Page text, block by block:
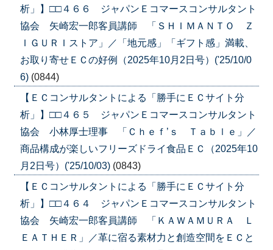
析」】□□４６６ ジャパンＥコマースコンサルタント
協会 矢崎宏一郎客員講師 「ＳＨＩＭＡＮＴＯ Ｚ
ＩＧＵＲＩストア」／「地元感」「ギフト感」満載、
お取り寄せＥＣの好例（2025年10月2日号）('25/10/0
6) (0844)
【ＥＣコンサルタントによる「勝手にＥＣサイト分
析」】□□４６５ ジャパンＥコマースコンサルタント
協会 小林厚士理事 「Ｃｈｅｆ’ｓ Ｔａｂｌｅ」／
商品構成が楽しいフリーズドライ食品ＥＣ（2025年10
月2日号）('25/10/03) (0843)
【ＥＣコンサルタントによる「勝手にＥＣサイト分
析」】□□４６４ ジャパンＥコマースコンサルタント
協会 矢崎宏一郎客員講師 「ＫＡＷＡＭＵＲＡ Ｌ
ＥＡＴＨＥＲ」／革に宿る素材力と創造空間をＥＣと